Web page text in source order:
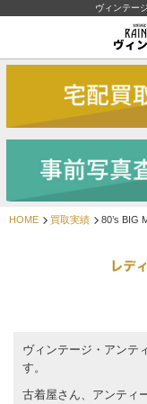
ヴィンテー
HOME 買取実績
ヴィンテージ・アンテ
す。
古着屋さん、アンティ